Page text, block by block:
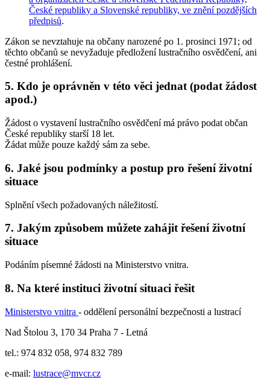
České republiky a Slovenské republiky, ve znění pozdějších
předpisů.
Zákon se nevztahuje na občany narozené po 1. prosinci 1971 ; od
těchto občanů se nevyžaduje předložení lustračního osvědčení, ani
čestné prohlášení.
5. Kdo je oprávněn v této věci jednat (podat žádost
apod.)
Žádost o vystavení lustračního osvědčení má právo podat občan
České republiky starší 18 let.
Žádat může pouze každý sám za sebe.
6. Jaké jsou podmínky a postup pro řešení životní
situace
Splnění všech požadovaných náležitostí.
7. Jakým způsobem můžete zahájit řešení životní
situace
Podáním písemné žádosti na Ministerstvo vnitra.
8. Na které instituci životní situaci řešit
Ministerstvo vnitra - oddělení personální bezpečnosti a lustrací
Nad Štolou 3, 170 34 Praha 7 - Letná
tel.: 974 832 058, 974 832 789
e-mail: lustrace@mvcr.cz